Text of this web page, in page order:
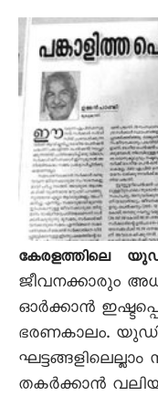
കേരളത്തിലെ
ജീവനക്കാരും
ഓര്‍ക്കാന്‍
ഭരണകാലം.
തകര്‍ക്കാന്‍